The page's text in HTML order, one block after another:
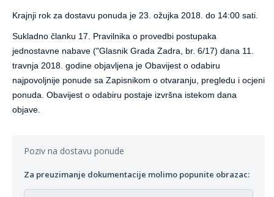
Krajnji rok za dostavu ponuda je 23. ožujka 2018. do 14:00 sati.
Sukladno članku 17. Pravilnika o provedbi postupaka
jednostavne nabave ("Glasnik Grada Zadra, br. 6/17) dana 11.
travnja 2018. godine objavljena je Obavijest o odabiru
najpovoljnije ponude sa Zapisnikom o otvaranju, pregledu i ocjeni
ponuda. Obavijest o odabiru postaje izvršna istekom dana
objave.
Poziv na dostavu ponude
Za preuzimanje dokumentacije molimo popunite obrazac: